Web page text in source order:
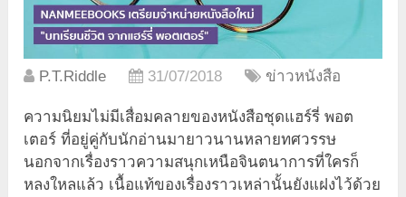
P.T.Riddle 31/07/2018 ข่าวหนังสือ
ความนิยมไม่มีเสื่อมคลายของหนังสือชุดแฮร์รี่ พอต
เตอร์ ที่อยู่คู่กับนักอ่านมายาวนานหลายทศวรรษ
นอกจากเรื่องราวความสนุกเหนือจินตนาการที่ใครก็
หลงใหลแล้ว เนื้อแท้ของเรื่องราวเหล่านั้นยังแฝงไว้ด้วย